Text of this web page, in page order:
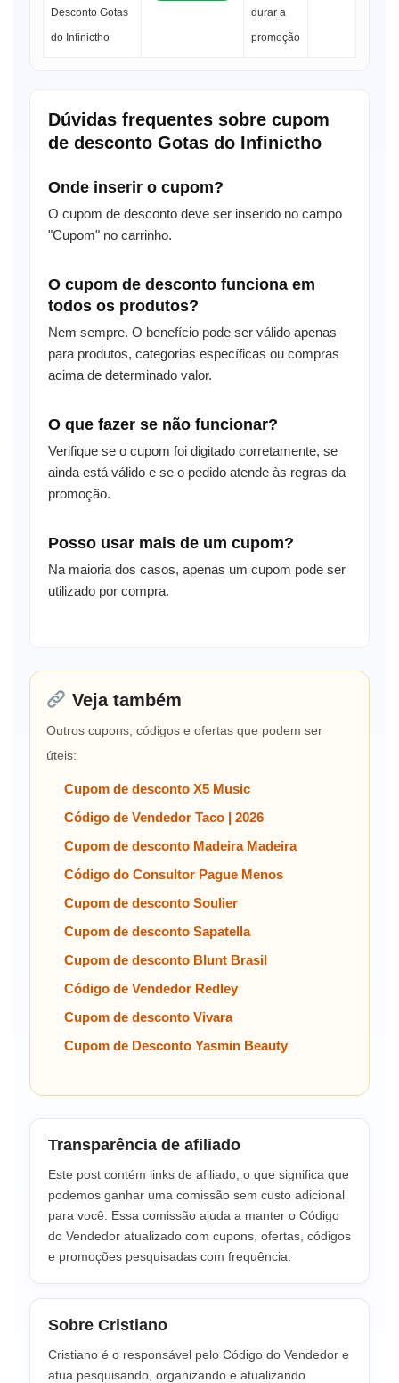
Desconto Gotas
do Infinictho
durar a
promoção
Dúvidas frequentes sobre cupom
de desconto Gotas do Infinictho
Onde inserir o cupom?
O cupom de desconto deve ser inserido no campo
"Cupom" no carrinho.
O cupom de desconto funciona em
todos os produtos?
Nem sempre. O benefício pode ser válido apenas
para produtos, categorias específicas ou compras
acima de determinado valor.
O que fazer se não funcionar?
Verifique se o cupom foi digitado corretamente, se
ainda está válido e se o pedido atende às regras da
promoção.
Posso usar mais de um cupom?
Na maioria dos casos, apenas um cupom pode ser
utilizado por compra.
Veja também
Outros cupons, códigos e ofertas que podem ser
úteis:
Cupom de desconto X5 Music
Código de Vendedor Taco | 2026
Cupom de desconto Madeira Madeira
Código do Consultor Pague Menos
Cupom de desconto Soulier
Cupom de desconto Sapatella
Cupom de desconto Blunt Brasil
Código de Vendedor Redley
Cupom de desconto Vivara
Cupom de Desconto Yasmin Beauty
Transparência de afiliado
Este post contém links de afiliado, o que significa que
podemos ganhar uma comissão sem custo adicional
para você. Essa comissão ajuda a manter o Código
do Vendedor atualizado com cupons, ofertas, códigos
e promoções pesquisadas com frequência.
Sobre Cristiano
Cristiano é o responsável pelo Código do Vendedor e
atua pesquisando, organizando e atualizando